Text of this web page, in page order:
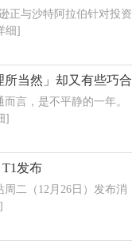
正与沙特阿拉伯针对投资
细]
当然」却又有些巧合
言，是不平静的一年。
]
T1发布
周二（12月26日）发布消